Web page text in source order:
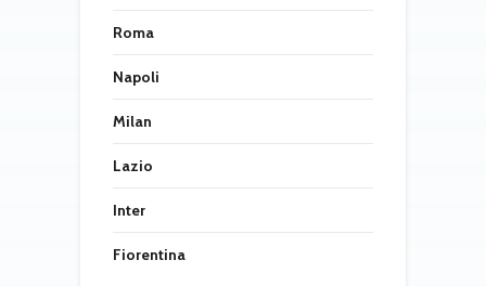
Roma
Napoli
Milan
Lazio
Inter
Fiorentina